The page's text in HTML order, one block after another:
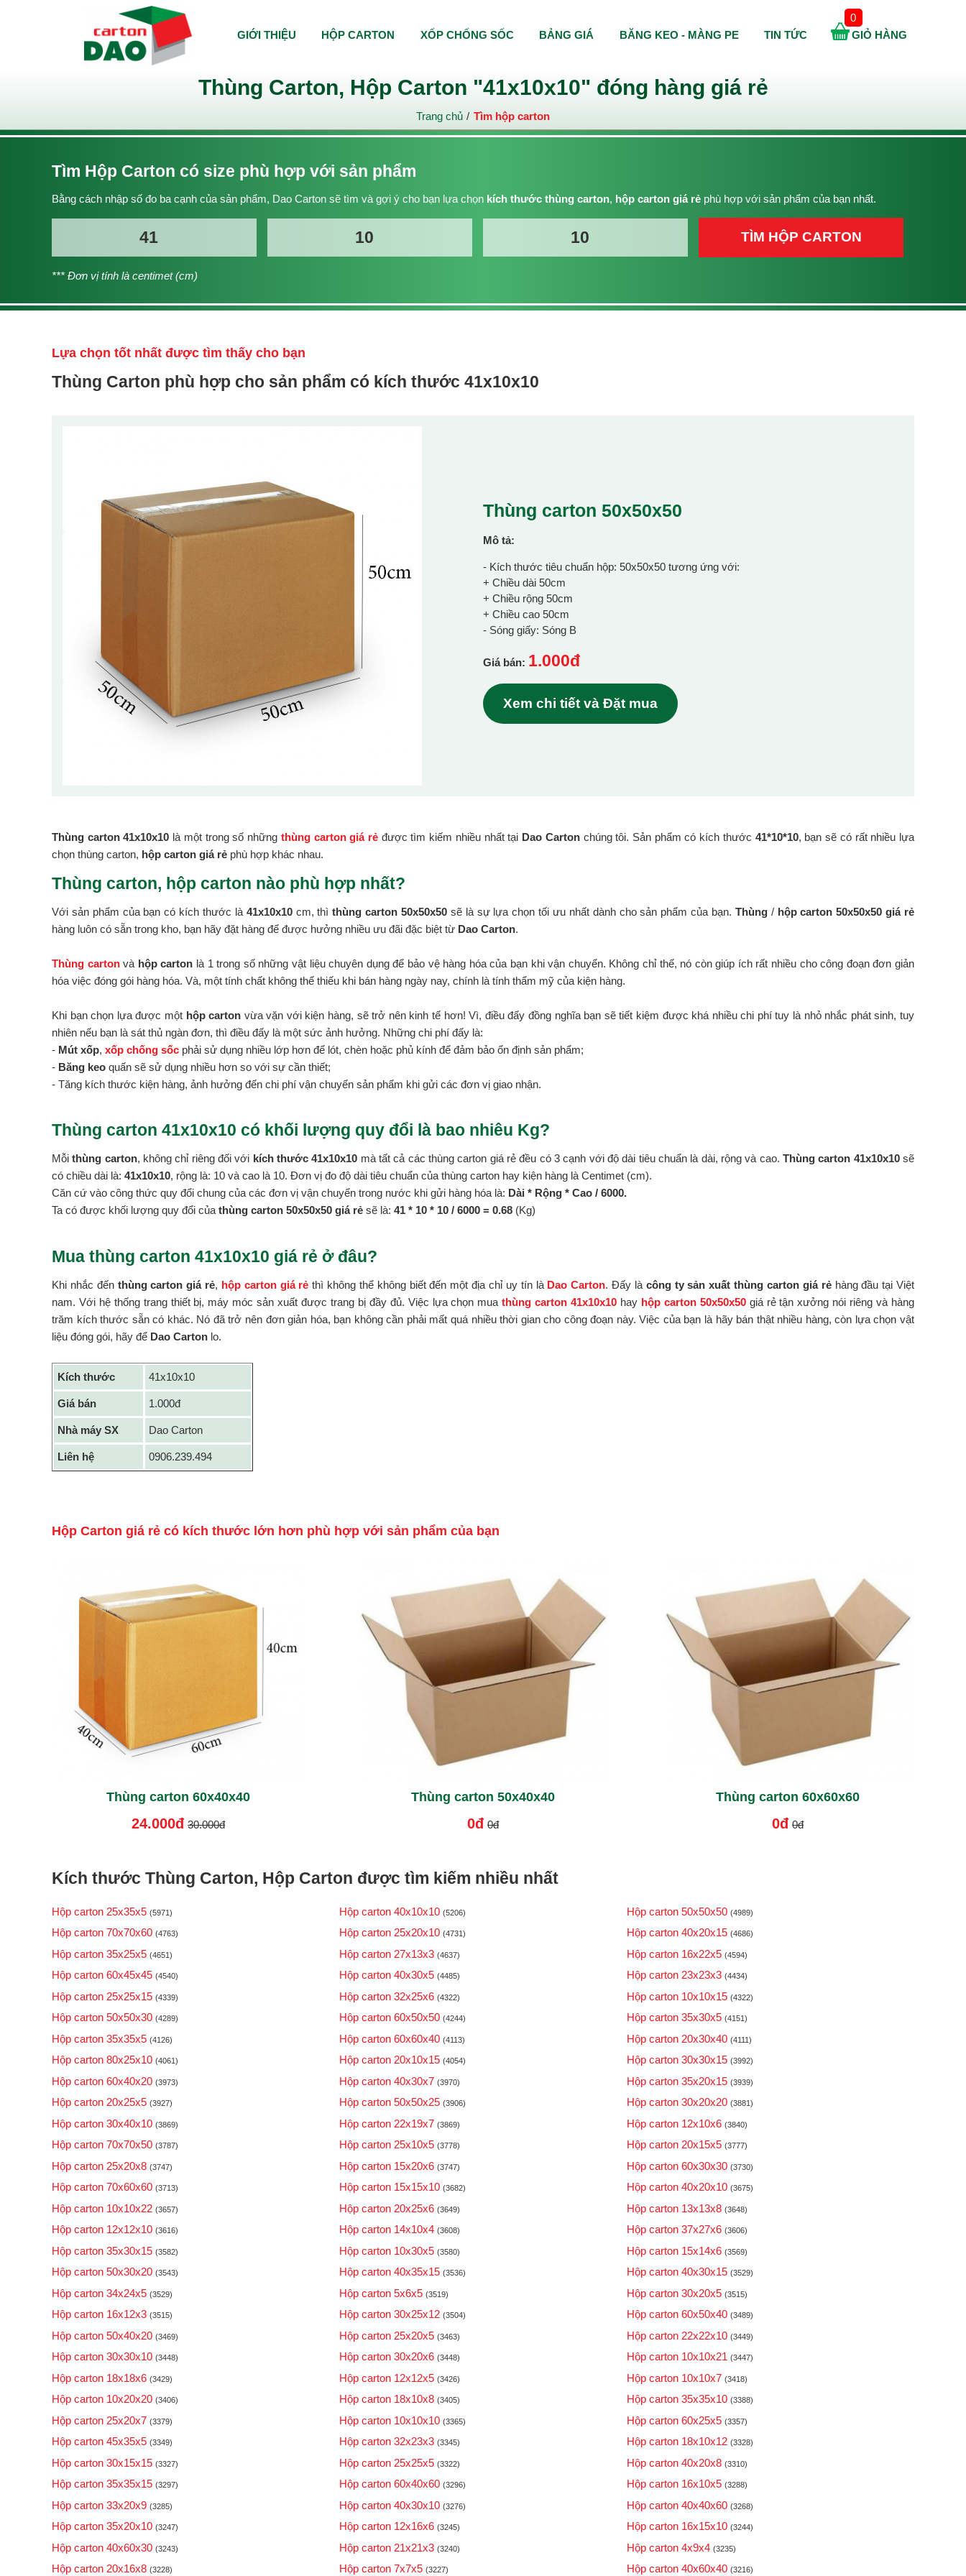
Thùng Carton, Hộp Carton "41x10x10" đóng hàng giá rẻ
Trang chủ Tìm hộp carton
Tìm Hộp Carton có size phù hợp với sản phẩm
Bằng cách nhập số đo ba cạnh của sản phẩm, Dao Carton sẽ tìm và gợi ý cho bạn lựa chọn kích thước thùng carton, hộp carton giá rẻ phù hợp với sản phẩm của bạn nhất.
TÌM HỘP CARTON
*** Đơn vị tính là centimet (cm)
Lựa chọn tốt nhất được tìm thấy cho bạn
Thùng Carton phù hợp cho sản phẩm có kích thước 41x10x10
Thùng carton 50x50x50
Mô tả:
- Kích thước tiêu chuẩn hộp: 50x50x50 tương ứng với:
+ Chiều dài 50cm
+ Chiều rộng 50cm
+ Chiều cao 50cm
- Sóng giấy: Sóng B
Giá bán: 1.000đ
Xem chi tiết và Đặt mua
Thùng carton 41x10x10 là một trong số những thùng carton giá rẻ được tìm kiếm nhiều nhất tại Dao Cartonchúng tôi. Sản phẩm có kích thước 41*10*10, bạn sẽ có rất nhiều lựa
chọn thùng carton, hộp carton giá rẻ phù hợp khác nhau.
Thùng carton, hộp carton nào phù hợp nhất?
Với sản phẩm của bạn có kích thước là 41x10x10 cm, thìthùng carton 50x50x50 sẽ là sự lựa chọn tối ưu nhất dành cho sản phẩm của bạn. Thùng /hộp carton 50x50x50 giá rẻ
hàng luôn có sẵn trong kho, bạn hãy đặt hàng để được hưởng nhiều ưu đãi đặc biệt từ Dao Carton.
Thùng cartonvà hộp carton là 1 trong số những vật liệu chuyên dụng để bảo vệ hàng hóa của bạn khi vận chuyển. Không chỉ thế, nó còn giúp ích rất nhiều cho công đoạn đơn giản
hóa việc đóng gói hàng hóa. Và, một tính chất không thể thiếu khi bán hàng ngày nay, chính là tính thẩm mỹ của kiện hàng.
Khi bạn chọn lựa được một hộp carton vừa vặn với kiện hàng, sẽ trở nên kinh tế hơn! Vì, điều đấy đồng nghĩa bạn sẽ tiết kiệm được khá nhiều chi phí tuy là nhỏ nhắc phát sinh, tuy
nhiên nếu bạn là sát thủ ngàn đơn, thì điều đấy là một sức ảnh hưởng. Những chi phí đấy là:
- Mút xốp, xốp chống sốc phải sử dụng nhiều lớp hơn để lót, chèn hoặc phủ kính để đảm bảo ổn định sản phẩm;
- Băng keo quấn sẽ sử dụng nhiều hơn so với sự cần thiết;
- Tăng kích thước kiện hàng, ảnh hưởng đến chi phí vận chuyển sản phẩm khi gửi các đơn vị giao nhận.
Thùng carton 41x10x10 có khối lượng quy đổi là bao nhiêu Kg?
Mỗithùng carton, không chỉ riêng đối với kích thước 41x10x10 mà tất cả các thùng carton giá rẻ đều có 3 cạnh với độ dài tiêu chuẩn là dài, rộng và cao.Thùng carton 41x10x10sẽ
có chiều dài là: 41x10x10, rộng là: 10 và cao là 10. Đơn vị đo độ dài tiêu chuẩn của thùng carton hay kiện hàng là Centimet (cm).
Căn cứ vào công thức quy đổi chung của các đơn vị vận chuyển trong nước khi gửi hàng hóa là: Dài * Rộng * Cao / 6000.
Ta có được khối lượng quy đổi của thùng carton 50x50x50 giá rẻ sẽ là: 41 * 10 * 10 / 6000 = 0.68 (Kg)
Mua thùng carton 41x10x10 giá rẻ ở đâu?
Khi nhắc đến thùng carton giá rẻ, hộp carton giá rẻ thì không thể không biết đến một địa chỉ uy tín là Dao Carton. Đấy là công ty sản xuất thùng carton giá rẻhàng đầu tại Việt
nam. Với hệ thống trang thiết bị, máy móc sản xuất được trang bị đầy đủ. Việc lựa chọn muathùng carton 41x10x10 hay hộp carton 50x50x50giá rẻ tận xưởng nói riêng và hàng
trăm kích thước sẵn có khác. Nó đã trở nên đơn giản hóa, bạn không cần phải mất quá nhiều thời gian cho công đoạn này. Việc của bạn là hãy bán thật nhiều hàng, còn lựa chọn vật
liệu đóng gói, hãy để Dao Carton lo.
Kích thước 41x10x10
Giá bán 1.000đ
Nhà máy SX Dao Carton
Liên hệ 0906.239.494
Hộp Carton giá rẻ có kích thước lớn hơn phù hợp với sản phẩm của bạn
Thùng carton 60x40x40
24.000đ 30.000đ
Thùng carton 50x40x40
0đ 0đ
Thùng carton 60x60x60
0đ 0đ
Kích thước Thùng Carton, Hộp Carton được tìm kiếm nhiều nhất
Hộp carton 25x35x5 (5971) Hộp carton 40x10x10 (5206) Hộp carton 50x50x50 (4989)
Hộp carton 70x70x60 (4763) Hộp carton 25x20x10 (4731) Hộp carton 40x20x15 (4686)
Hộp carton 35x25x5 (4651) Hộp carton 27x13x3 (4637) Hộp carton 16x22x5 (4594)
Hộp carton 60x45x45 (4540) Hộp carton 40x30x5 (4485) Hộp carton 23x23x3 (4434)
Hộp carton 25x25x15 (4339) Hộp carton 32x25x6 (4322) Hộp carton 10x10x15 (4322)
Hộp carton 50x50x30 (4289) Hộp carton 60x50x50 (4244) Hộp carton 35x30x5 (4151)
Hộp carton 35x35x5 (4126) Hộp carton 60x60x40 (4113) Hộp carton 20x30x40 (4111)
Hộp carton 80x25x10 (4061) Hộp carton 20x10x15 (4054) Hộp carton 30x30x15 (3992)
Hộp carton 60x40x20 (3973) Hộp carton 40x30x7 (3970) Hộp carton 35x20x15 (3939)
Hộp carton 20x25x5 (3927) Hộp carton 50x50x25 (3906) Hộp carton 30x20x20 (3881)
Hộp carton 30x40x10 (3869) Hộp carton 22x19x7 (3869) Hộp carton 12x10x6 (3840)
Hộp carton 70x70x50 (3787) Hộp carton 25x10x5 (3778) Hộp carton 20x15x5 (3777)
Hộp carton 25x20x8 (3747) Hộp carton 15x20x6 (3747) Hộp carton 60x30x30 (3730)
Hộp carton 70x60x60 (3713) Hộp carton 15x15x10 (3682) Hộp carton 40x20x10 (3675)
Hộp carton 10x10x22 (3657) Hộp carton 20x25x6 (3649) Hộp carton 13x13x8 (3648)
Hộp carton 12x12x10 (3616) Hộp carton 14x10x4 (3608) Hộp carton 37x27x6 (3606)
Hộp carton 35x30x15 (3582) Hộp carton 10x30x5 (3580) Hộp carton 15x14x6 (3569)
Hộp carton 50x30x20 (3543) Hộp carton 40x35x15 (3536) Hộp carton 40x30x15 (3529)
Hộp carton 34x24x5 (3529) Hộp carton 5x6x5 (3519) Hộp carton 30x20x5 (3515)
Hộp carton 16x12x3 (3515) Hộp carton 30x25x12 (3504) Hộp carton 60x50x40 (3489)
Hộp carton 50x40x20 (3469) Hộp carton 25x20x5 (3463) Hộp carton 22x22x10 (3449)
Hộp carton 30x30x10 (3448) Hộp carton 30x20x6 (3448) Hộp carton 10x10x21 (3447)
Hộp carton 18x18x6 (3429) Hộp carton 12x12x5 (3426) Hộp carton 10x10x7 (3418)
Hộp carton 10x20x20 (3406) Hộp carton 18x10x8 (3405) Hộp carton 35x35x10 (3388)
Hộp carton 25x20x7 (3379) Hộp carton 10x10x10 (3365) Hộp carton 60x25x5 (3357)
Hộp carton 45x35x5 (3349) Hộp carton 32x23x3 (3345) Hộp carton 18x10x12 (3328)
Hộp carton 30x15x15 (3327) Hộp carton 25x25x5 (3322) Hộp carton 40x20x8 (3310)
Hộp carton 35x35x15 (3297) Hộp carton 60x40x60 (3296) Hộp carton 16x10x5 (3288)
Hộp carton 33x20x9 (3285) Hộp carton 40x30x10 (3276) Hộp carton 40x40x60 (3268)
Hộp carton 35x20x10 (3247) Hộp carton 12x16x6 (3245) Hộp carton 16x15x10 (3244)
Hộp carton 40x60x30 (3243) Hộp carton 21x21x3 (3240) Hộp carton 4x9x4 (3235)
Hộp carton 20x16x8 (3228) Hộp carton 7x7x5 (3227) Hộp carton 40x60x40 (3216)
GIỚI THIỆU HỘP CARTON XỐP CHỐNG SỐC BẢNG GIÁ BĂNG KEO - MÀNG PE TIN TỨC GIỎ HÀNG
0